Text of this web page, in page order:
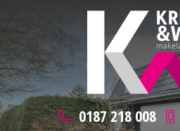
0187 218 008